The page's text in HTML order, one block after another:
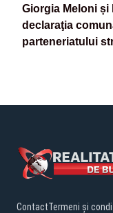
Giorgia Meloni și
declaraţia
parteneriatului
ContactTermeni și